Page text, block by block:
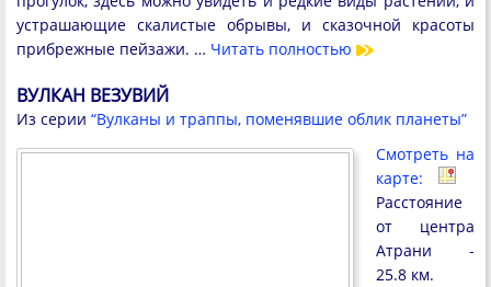
устрашающие скалистые обрывы, и сказочной красоты
прибрежные пейзажи. … Читать полностью
ВУЛКАН ВЕЗУВИЙ
Из серии “Вулканы и траппы, поменявшие облик планеты”
Смотреть на
карте:
Расстояние
от центра
Атрани -
25.8 км.